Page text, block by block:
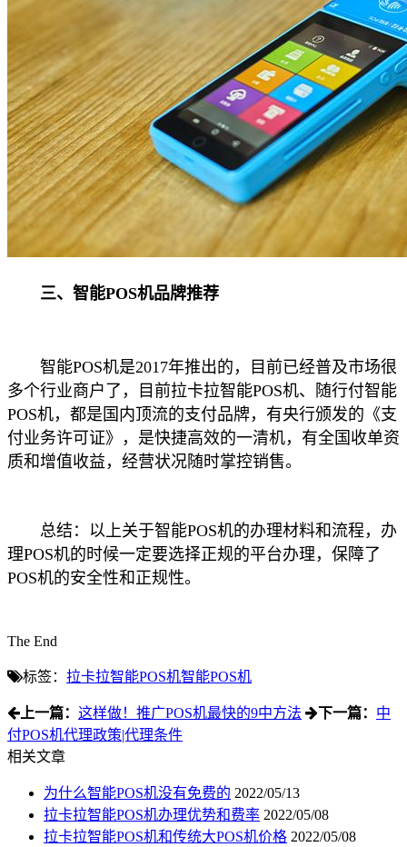
三、智能POS机品牌推荐
智能POS机是2017年推出的，目前已经普及市场很
多个行业商户了，目前拉卡拉智能POS机、随行付智能
POS机，都是国内顶流的支付品牌，有央行颁发的《支
付业务许可证》，是快捷高效的一清机，有全国收单资
质和增值收益，经营状况随时掌控销售。
总结：以上关于智能POS机的办理材料和流程，办
理POS机的时候一定要选择正规的平台办理，保障了
POS机的安全性和正规性。
The End
标签： 拉卡拉智能POS机智能POS机
上一篇： 这样做！推广POS机最快的9中方法 下一篇： 中
付POS机代理政策|代理条件
相关文章
为什么智能POS机没有免费的 2022/05/13
拉卡拉智能POS机办理优势和费率 2022/05/08
拉卡拉智能POS机和传统大POS机价格 2022/05/08